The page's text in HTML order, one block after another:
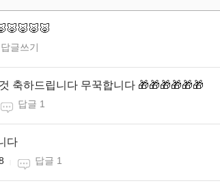
답글쓰기
축하드립니다 무꾹합니다 🎁🎁🎁🎁🎁🎁
답글 1
다
답글 1